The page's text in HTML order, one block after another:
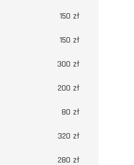
150 zł
150 zł
300 zł
200 zł
80 zł
320 zł
280 zł